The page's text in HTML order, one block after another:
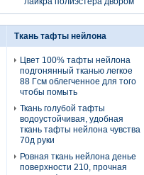
Ткань тафты нейлона
Цвет 100% тафты нейлона
подгонянный тканью легкое
88 Гсм облегченное для того
чтобы помыть
Ткань голубой тафты
водоустойчивая, удобная
ткань тафты нейлона чувства
70д руки
Ровная ткань нейлона денье
поверхности 210, прочная